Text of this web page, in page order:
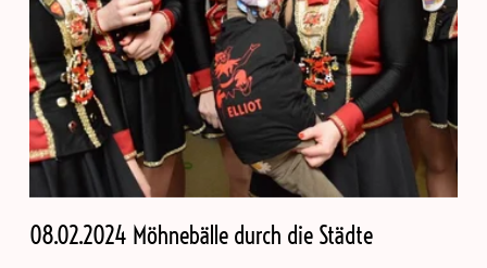
08.02.2024 Möhnebälle durch die Städte